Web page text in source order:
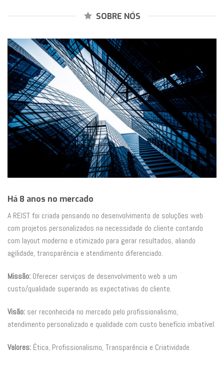
SOBRE NÓS
Há 8 anos no mercado
A REIST foi criada pensando no desenvolvimento de soluções web
com projetos personalizados na necessidade do cliente contando
com layout moderno e otimizado para gerar resultados, aliando
agilidade, transparência e atendimento diferenciado.
Missão: Oferecer serviços de desenvolvimento web a um
custo/qualidade superando as expectativas do cliente.
Visão: ser reconhecida no mercado pelo profissionalismo,
atendimento personalizado e qualidade com custo benefício imbatível.
Valores: Ética, Profissionalismo, Transparência e Criatividade.